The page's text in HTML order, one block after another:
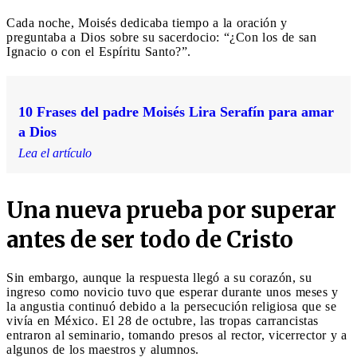
Cada noche, Moisés dedicaba tiempo a la oración y
preguntaba a Dios sobre su sacerdocio: “¿Con los de san
Ignacio o con el Espíritu Santo?”.
10 Frases del padre Moisés Lira Serafín para amar
a Dios
Lea el artículo
Una nueva prueba por superar
antes de ser todo de Cristo
Sin embargo, aunque la respuesta llegó a su corazón, su
ingreso como novicio tuvo que esperar durante unos meses y
la angustia continuó debido a la persecución religiosa que se
vivía en México. El 28 de octubre, las tropas carrancistas
entraron al seminario, tomando presos al rector, vicerrector y a
algunos de los maestros y alumnos.